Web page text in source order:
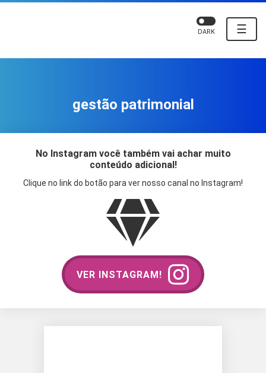
☰
DARK
gestão patrimonial
No Instagram você também vai achar muito
conteúdo adicional!
Clique no link do botão para ver nosso canal no Instagram!
VER INSTAGRAM!